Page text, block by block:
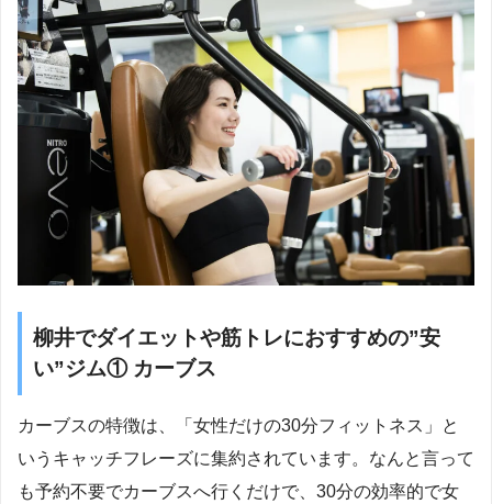
柳井でダイエットや筋トレにおすすめの”安
い”ジム① カーブス
カーブスの特徴は、「女性だけの30分フィットネス」と
いうキャッチフレーズに集約されています。なんと言って
も予約不要でカーブスへ行くだけで、30分の効率的で女